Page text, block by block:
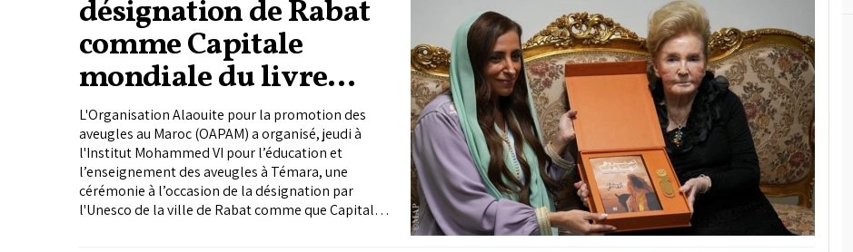
désignation de Rabat
comme Capitale
mondiale du livre
pour l’année 2026
L'Organisation Alaouite pour la promotion des
aveugles au Maroc (OAPAM) a organisé, jeudi à
l'Institut Mohammed VI pour l’éducation et
l’enseignement des aveugles à Témara, une
cérémonie à l’occasion de la désignation par
l'Unesco de la ville de Rabat comme que Capitale